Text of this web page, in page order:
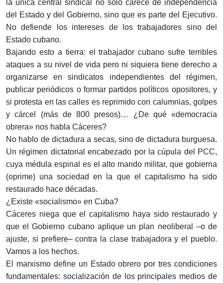
la única central sindical no solo carece de independencia
del Estado y del Gobierno, sino que es parte del Ejecutivo.
No defiende los intereses de los trabajadores sino del
Estado cubano.
Bajando esto a tierra: el trabajador cubano sufre terribles
ataques a su nivel de vida pero ni siquiera tiene derecho a
organizarse en sindicatos independientes del régimen,
publicar periódicos o formar partidos políticos opositores, y
si protesta en las calles es reprimido con calumnias, golpes
y cárcel (más de 800 presos)… ¿De qué «democracia
obrera» nos habla Cáceres?
No hablo de dictadura a secas, sino de dictadura burguesa.
Un régimen dictatorial encabezado por la cúpula del PCC,
cuya médula espinal es el alto mando militar, que gobierna
(oprime) una sociedad en la que el capitalismo ha sido
restaurado hace décadas.
¿Existe «socialismo» en Cuba?
Cáceres niega que el capitalismo haya sido restaurado y
que el Gobierno cubano aplique un plan neoliberal –o de
ajuste, si prefiere– contra la clase trabajadora y el pueblo.
Vamos a los hechos.
El marxismo define un Estado obrero por tres condiciones
fundamentales: socialización de los principales medios de